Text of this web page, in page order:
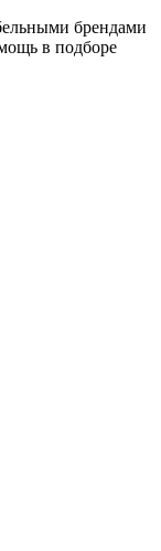
брендами
в подборе